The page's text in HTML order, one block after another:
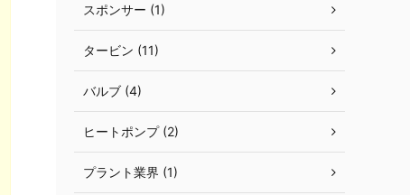
スポンサー (1)
タービン (11)
バルブ (4)
ヒートポンプ (2)
プラント業界 (1)